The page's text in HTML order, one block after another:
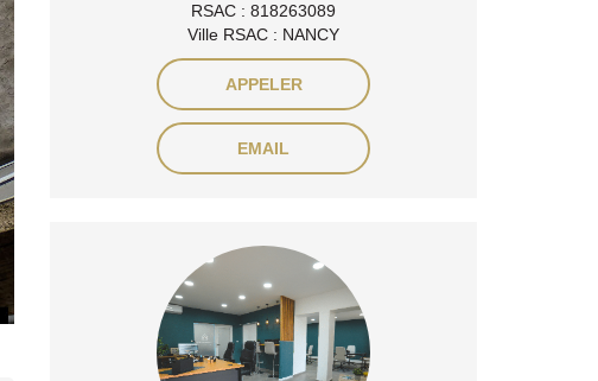
RSAC : 818263089
Ville RSAC : NANCY
APPELER
EMAIL